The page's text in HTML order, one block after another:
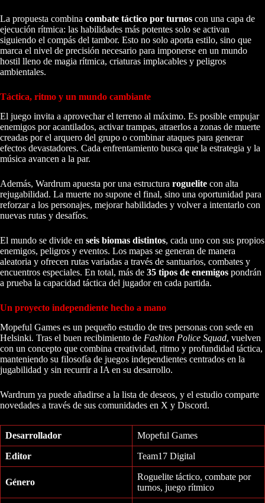
La propuesta combina combate táctico por turnos con una capa de
ejecución rítmica: las habilidades más potentes solo se activan
siguiendo el compás del tambor. Esto no solo aporta estilo, sino que
marca el nivel de precisión necesario para imponerse en un mundo
hostil lleno de magia rítmica, criaturas implacables y peligros
ambientales.
Táctica, ritmo y un mundo cambiante
El juego invita a aprovechar el terreno al máximo. Es posible empujar
enemigos por acantilados, activar trampas, atraerlos a zonas de muerte
creadas por el arquero del grupo o combinar ataques para generar
efectos devastadores. Cada enfrentamiento busca que la estrategia y la
música avancen a la par.
Además, Wardrum apuesta por una estructura roguelite con alta
rejugabilidad. La muerte no supone el final, sino una oportunidad para
reforzar a los personajes, mejorar habilidades y volver a intentarlo con
nuevas rutas y desafíos.
El mundo se divide en seis biomas distintos, cada uno con sus propios
enemigos, peligros y eventos. Los mapas se generan de manera
aleatoria y ofrecen rutas variadas a través de santuarios, combates y
encuentros especiales. En total, más de 35 tipos de enemigos pondrán
a prueba la capacidad táctica del jugador en cada partida.
Un proyecto independiente hecho a mano
Mopeful Games es un pequeño estudio de tres personas con sede en
Helsinki. Tras el buen recibimiento de Fashion Police Squad, vuelven
con un concepto que combina creatividad, ritmo y profundidad táctica,
manteniendo su filosofía de juegos independientes centrados en la
jugabilidad y sin recurrir a IA en su desarrollo.
Wardrum ya puede añadirse a la lista de deseos, y el estudio comparte
novedades a través de sus comunidades en X y Discord.
Desarrollador Mopeful Games
Editor Team17 Digital
Género
Roguelite táctico, combate por
turnos, juego rítmico